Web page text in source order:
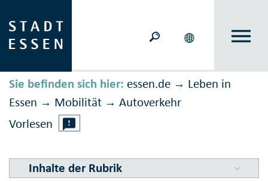
Sie befinden sich hier: essen.de → Leben in
Essen → Mobilität → Auto­verkehr
Vorlesen
Inhalte der Rubrik